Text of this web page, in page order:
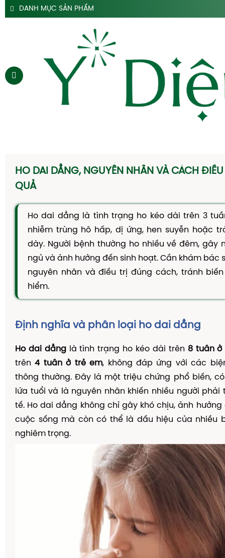
DANH MỤC SẢN PHẨM
SẢN PHẨM HỖ TRỢ DẠ DÀY Y DIỆU
SẢN PHẨM ĐẠI TRÀNG TÁO BÓN Y DIỆU
SẢN PHẨM HÀ THỦ Ô
SẢN PHẨM TAM THẤT Y DIỆU
CAO DẠ CẨM
HÀ THỦ Ô
TAM THẤT MẬT ONG
CAO DÂY THÌA CANH
DẦU GỘI THẢO DƯỢC
KIẾN THỨC
Kiến Thức Về Ho
Kiến Thức Về Dạ Dày
Kiến Thức Về Hà Thủ Ô
Kiến Thức Về Tam Thất
Kiến Thức Về Tiểu Đường
Kiến Thức Về Dầu Gội Thảo Dược
Kiến Thức Về Máy Lọc Không Khí
HO DAI DẲNG, NGUYÊN NHÂN VÀ CÁCH ĐIỀU
QUẢ
Ho dai dẳng là tình trạng ho kéo dài trên 3
nhiễm trùng hô hấp, dị ứng, hen suyễn hoặc
dày. Người bệnh thường ho nhiều về đêm, gây
ngủ và ảnh hưởng đến sinh hoạt. Cần khám bác
nguyên nhân và điều trị đúng cách, tránh
hiểm.
Định nghĩa và phân loại ho dai dẳng
Ho dai dẳnglà tình trạng ho kéo dài trên 8 tuần ở
trên4 tuần ở trẻ em, không đáp ứng với các
thông thường. Đây là một triệu chứng phổ biến,
lứa tuổi và là nguyên nhân khiến nhiều người phải
tế. Ho dai dẳng không chỉ gây khó chịu, ảnh
cuộc sống mà còn có thể là dấu hiệu của nhiều
nghiêm trọng.